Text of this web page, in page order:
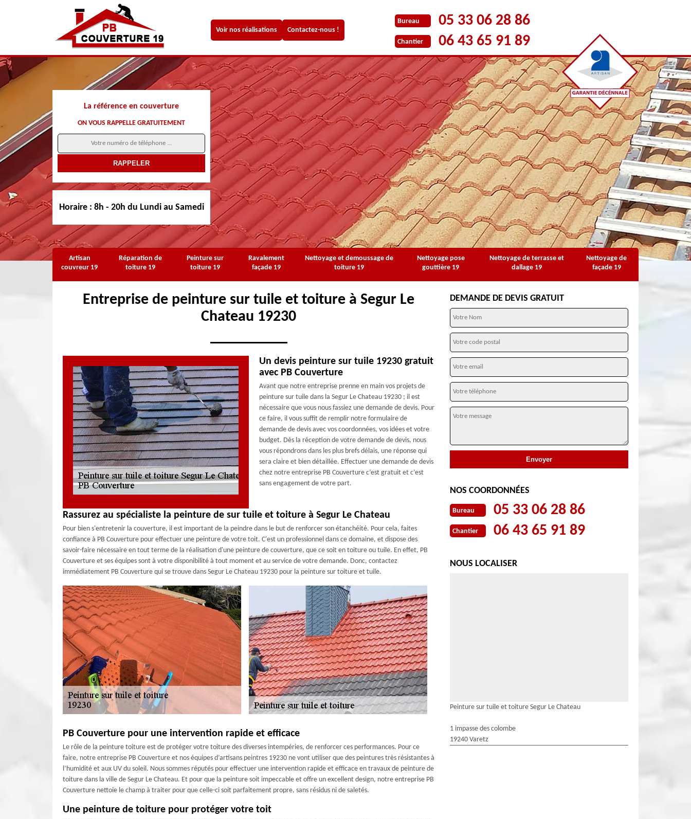
Voir nos réalisations Contactez-nous !
Bureau 05 33 06 28 86
Chantier 06 43 65 91 89
La référence en couverture
ON VOUS RAPPELLE GRATUITEMENT
Horaire : 8h - 20h du Lundi au Samedi
Artisan
couvreur 19
Réparation de
toiture 19
Peinture sur
toiture 19
Ravalement
façade 19
Nettoyage et demoussage de
toiture 19
Nettoyage pose
gouttière 19
Nettoyage de terrasse et
dallage 19
Nettoyage de
façade 19
Entreprise de peinture sur tuile et toiture à Segur Le
Chateau 19230
Un devis peinture sur tuile 19230 gratuit
avec PB Couverture
Avant que notre entreprise prenne en main vos projets de
peinture sur tuile dans la Segur Le Chateau 19230 ; il est
nécessaire que vous nous fassiez une demande de devis. Pour
ce faire, il vous suffit de remplir notre formulaire de
demande de devis avec vos coordonnées, vos idées et votre
budget. Dès la réception de votre demande de devis, nous
vous répondrons dans les plus brefs délais, une réponse qui
sera claire et bien détaillée. Effectuer une demande de devis
chez notre entreprise PB Couverture c’est gratuit et c’est
sans engagement de votre part.
Rassurez au spécialiste la peinture de sur tuile et toiture à Segur Le Chateau
Pour bien s'entretenir la couverture, il est important de la peindre dans le but de renforcer son étanchéité. Pour cela, faites
confiance à PB Couverture pour effectuer une peinture de votre toit. C'est un professionnel dans ce domaine, et dispose des
savoir-faire nécessaire en tout terme de la réalisation d'une peinture de couverture, que ce soit en toiture ou tuile. En effet, PB
Couverture et ses équipes sont à votre disponibilité à tout moment et au service de votre demande. Donc, contactez
immédiatement PB Couverture qui se trouve dans Segur Le Chateau 19230 pour la peinture sur toiture et tuile.
PB Couverture pour une intervention rapide et efficace
Le rôle de la peinture toiture est de protéger votre toiture des diverses intempéries, de renforcer ces performances. Pour ce
faire, notre entreprise PB Couverture et nos équipes d’artisans peintres 19230 ne vont utiliser que des peintures très résistantes à
l’humidité et aux UV du soleil. Nous sommes réputés pour effectuer une intervention rapide et efficace en travaux de peinture de
toiture dans la ville de Segur Le Chateau. Et pour que la peinture soit impeccable et offre un excellent design, notre entreprise PB
Couverture nettoie le champ à traiter pour que celle-ci soit parfaitement propre, sans résidus ni de saletés.
Une peinture de toiture pour protéger votre toit
DEMANDE DE DEVIS GRATUIT
NOS COORDONNÉES
Bureau 05 33 06 28 86
Chantier 06 43 65 91 89
NOUS LOCALISER
Peinture sur tuile et toiture Segur Le Chateau
1 impasse des colombe
19240 Varetz